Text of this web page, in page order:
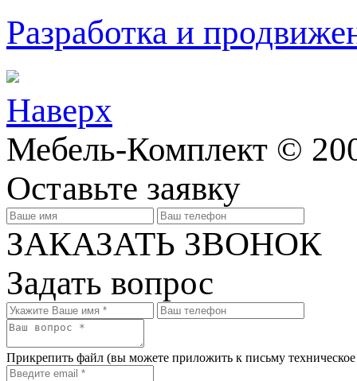
Разработка и
Наверх
Мебель-Комплект ©
Оставьте заявку
ЗАКАЗАТЬ ЗВОНОК
Задать вопрос
Прикрепить файл (вы можете приложить к письму